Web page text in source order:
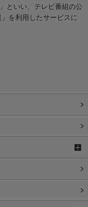
といい、テレビ番組の公
を利用したサービスに